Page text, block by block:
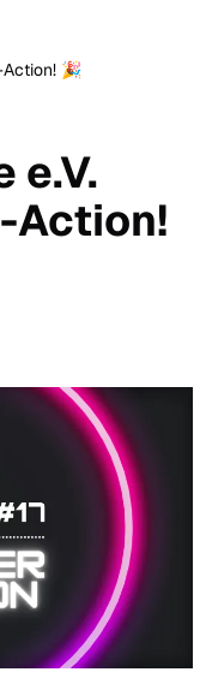
Action! 🎉
e.V.
Action!